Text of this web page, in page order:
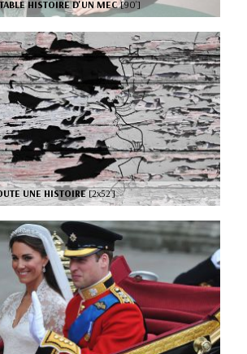
HISTOIRE D'UN MEC[90’]
UNE HISTOIRE[2x52’]